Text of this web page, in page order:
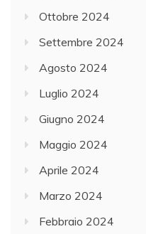
Ottobre 2024
Settembre 2024
Agosto 2024
Luglio 2024
Giugno 2024
Maggio 2024
Aprile 2024
Marzo 2024
Febbraio 2024